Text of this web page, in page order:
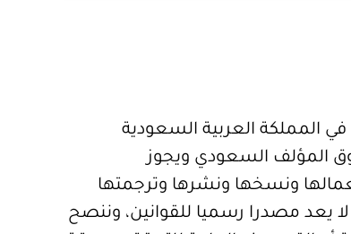
المملكة العربية السعودية
المؤلف السعودي ويجوز
ونسخها ونشرها وترجمتها
يعد مصدرا رسميا للقوانين، وننصح